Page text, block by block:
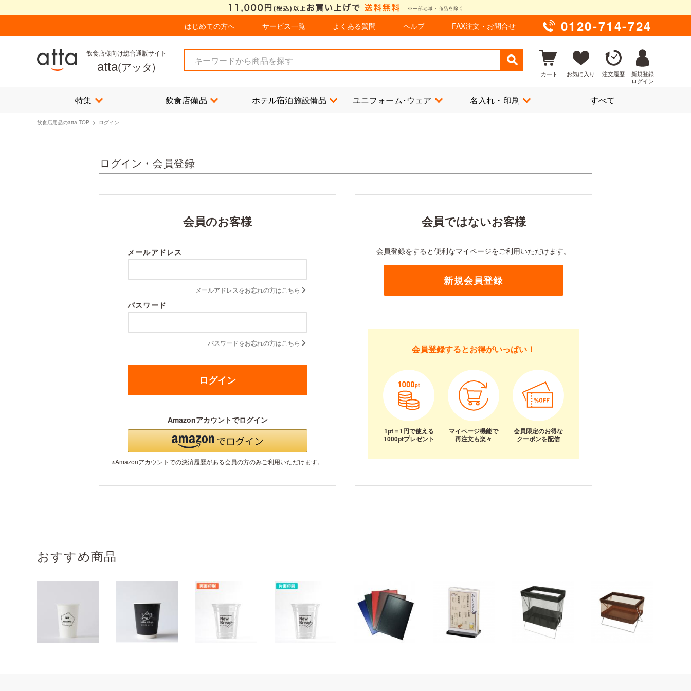
はじめての方へ サービス一覧 よくある質問 ヘルプ FAX注文・お問合せ 0120-714-724
飲食店様向け総合通販サイト
atta(アッタ) カート お気に入り 注文履歴
新規登録
ログイン
特集 飲食店備品 ホテル宿泊施設備品 ユニフォーム･ウェア 名入れ・印刷 すべて
飲食店用品のatta TOP > ログイン
ログイン・会員登録
会員のお客様
メールアドレス
メールアドレスをお忘れの方はこちら
パスワード
パスワードをお忘れの方はこちら
Amazonアカウントでログイン
※Amazonアカウントでの決済履歴がある会員の方のみご利用いただけます。
会員ではないお客様
会員登録をすると便利なマイページをご利用いただけます。
新規会員登録
会員登録するとお得がいっぱい！
1pt＝1円で使える
1000ptプレゼント
マイページ機能で
再注文も楽々
会員限定のお得な
クーポンを配信
おすすめ商品